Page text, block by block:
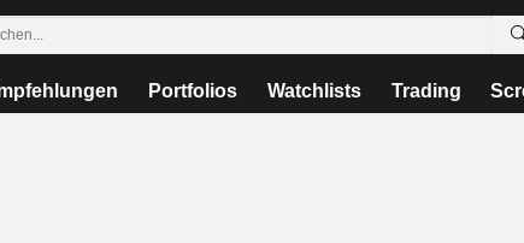
Portfolios Watchlists Trading